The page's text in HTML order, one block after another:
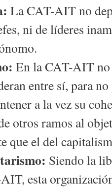
La CAT-AIT no
ni de líderes
En la CAT-AIT no
entre sí, para
a la vez su
otros ramos al
que el del
Siendo la
esta